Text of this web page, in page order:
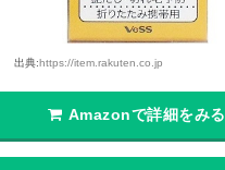
出典:https://item.rakuten.co.jp
Amazonで詳細をみる